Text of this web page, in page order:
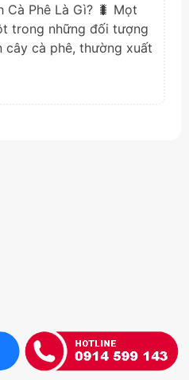
Phê Là Gì? 🐛 Mọt
trong những đối tượng
cây cà phê, thường xuất